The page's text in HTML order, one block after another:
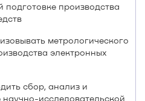
подготовке производства
метрологического
электронных
сбор, анализ и
исследовательской